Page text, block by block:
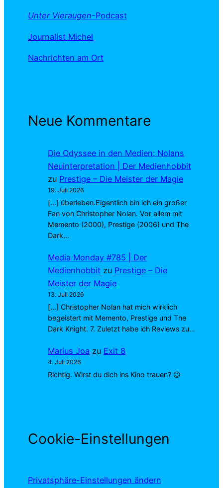
Unter Vieraugen-Podcast
Journalist Michel
Nachrichten am Ort
Neue Kommentare
Die Odyssee in den Medien: Nolans
Neuinterpretation | Der Medienhobbit
zu Prestige – Die Meister der Magie
19. Juli 2026
[…] überleben.Eigentlich bin ich ein großer
Fan von Christopher Nolan. Vor allem mit
Memento (2000), Prestige (2006) und The
Dark…
Media Monday #785 | Der
Medienhobbit zu Prestige – Die
Meister der Magie
13. Juli 2026
[…] Christopher Nolan hat mich wirklich
begeistert mit Memento, Prestige und The
Dark Knight. 7. Zuletzt habe ich Reviews zu…
Marius Joa zu Exit 8
4. Juli 2026
Richtig. Wirst du dich ins Kino trauen? 😉
Cookie-Einstellungen
Privatsphäre-Einstellungen ändern